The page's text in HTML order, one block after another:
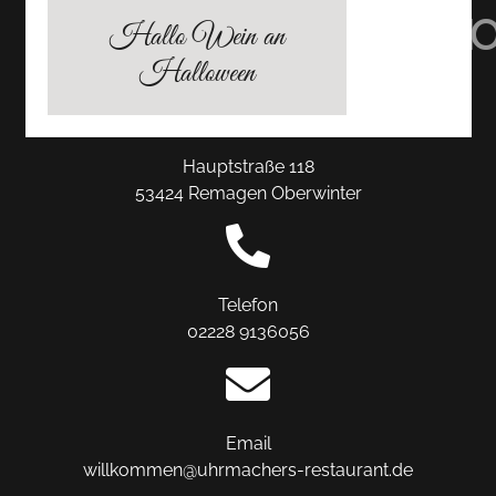
TRIPADVISOR
INSTAGRAM
Hauptstraße 118
53424 Remagen Oberwinter
Telefon
02228 9136056
Email
willkommen@uhrmachers-restaurant.de
Hallo Wein an
Halloween